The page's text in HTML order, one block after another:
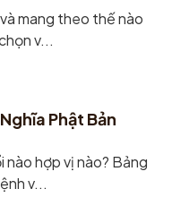
mang theo thế nào
v...
Phật Bản
hợp vị nào? Bảng
v...